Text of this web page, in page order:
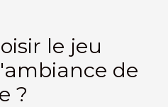
le jeu
de
?